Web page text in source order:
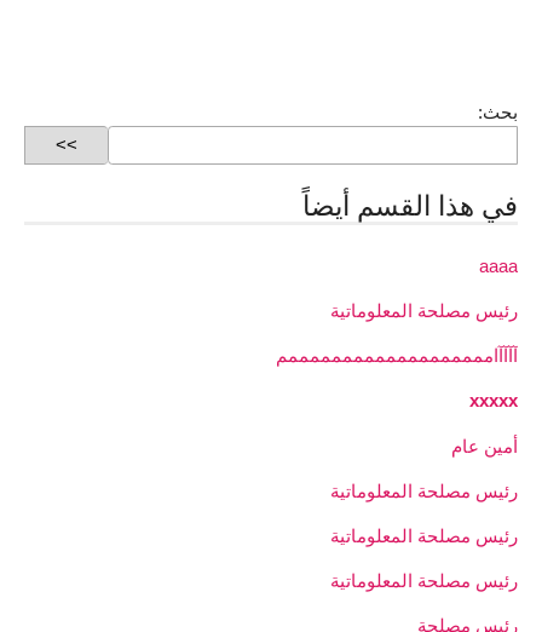
بحث:
في هذا القسم أيضاً
aaaa
رئيس مصلحة المعلوماتية
آآآآامممممممممممممممممممم
xxxxx
أمين عام
رئيس مصلحة المعلوماتية
رئيس مصلحة المعلوماتية
رئيس مصلحة المعلوماتية
رئيس مصلحة